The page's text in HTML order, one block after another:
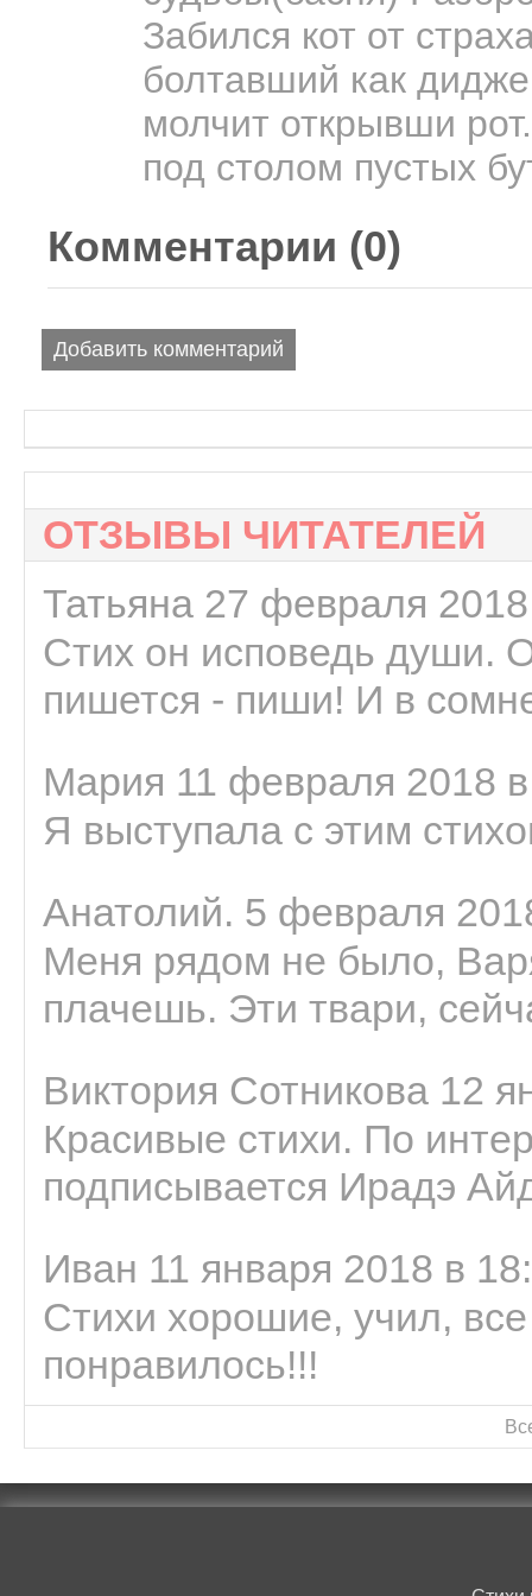
Забился кот от
болтавший как
молчит открывши
под столом пустых
Комментарии (0)
Добавить комментарий
ОТЗЫВЫ ЧИТАТЕЛЕЙ
Татьяна 27 февраля
Стих он исповедь души.
пишется - пиши! И в
Мария 11 февраля 2018
Я выступала с этим
Анатолий. 5 февраля
Меня рядом не было,
плачешь. Эти твари,
Виктория Сотникова 12
Красивые стихи. По
подписывается Ирадэ
Иван 11 января 2018 в
Стихи хорошие, учил,
понравилось!!!